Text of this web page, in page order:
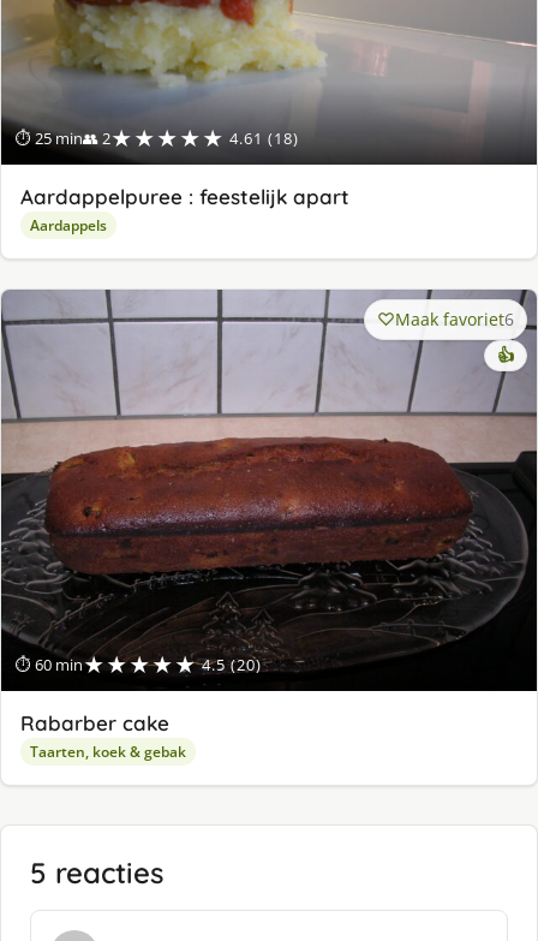
⏱ 25 min👥 2★★★★★ 4.61 (18)
Aardappelpuree : feestelijk apart
Aardappels
⏱ 60 min★★★★★ 4.5 (20)
Maak favoriet6
👍
Rabarber cake
Taarten, koek & gebak
5 reacties